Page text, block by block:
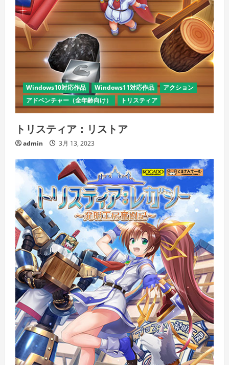
Windows10対応作品 Windows11対応作品
アクション
アドベンチャー（全年齢向け）
トリスティア
トリスティア：リストア
admin 3月 13, 2023